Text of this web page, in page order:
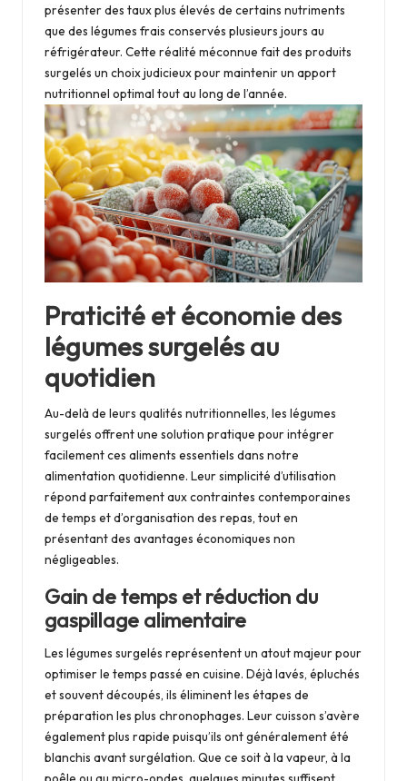
présenter des taux plus élevés de certains nutriments
que des légumes frais conservés plusieurs jours au
réfrigérateur. Cette réalité méconnue fait des produits
surgelés un choix judicieux pour maintenir un apport
nutritionnel optimal tout au long de l’année.
Praticité et économie des
légumes surgelés au
quotidien
Au-delà de leurs qualités nutritionnelles, les légumes
surgelés offrent une solution pratique pour intégrer
facilement ces aliments essentiels dans notre
alimentation quotidienne. Leur simplicité d’utilisation
répond parfaitement aux contraintes contemporaines
de temps et d’organisation des repas, tout en
présentant des avantages économiques non
négligeables.
Gain de temps et réduction du
gaspillage alimentaire
Les légumes surgelés représentent un atout majeur pour
optimiser le temps passé en cuisine. Déjà lavés, épluchés
et souvent découpés, ils éliminent les étapes de
préparation les plus chronophages. Leur cuisson s’avère
également plus rapide puisqu’ils ont généralement été
blanchis avant surgélation. Que ce soit à la vapeur, à la